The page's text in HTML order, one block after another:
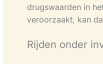
drugswaarden in
veroorzaakt, kan
Rijden onder